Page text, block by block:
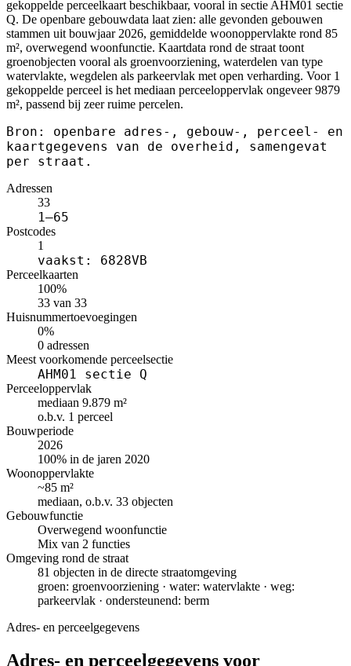
gekoppelde perceelkaart beschikbaar, vooral in sectie AHM01 sectie
Q. De openbare gebouwdata laat zien: alle gevonden gebouwen
stammen uit bouwjaar 2026, gemiddelde woonoppervlakte rond 85
m², overwegend woonfunctie. Kaartdata rond de straat toont
groenobjecten vooral als groenvoorziening, waterdelen van type
watervlakte, wegdelen als parkeervlak met open verharding. Voor 1
gekoppelde perceel is het mediaan perceeloppervlak ongeveer 9879
m², passend bij zeer ruime percelen.
Bron: openbare adres-, gebouw-, perceel- en
kaartgegevens van de overheid, samengevat
per straat.
Adressen
33
1–65
Postcodes
1
vaakst: 6828VB
Perceelkaarten
100%
33 van 33
Huisnummertoevoegingen
0%
0 adressen
Meest voorkomende perceelsectie
AHM01 sectie Q
Perceeloppervlak
mediaan 9.879 m²
o.b.v. 1 perceel
Bouwperiode
2026
100% in de jaren 2020
Woonoppervlakte
~85 m²
mediaan, o.b.v. 33 objecten
Gebouwfunctie
Overwegend woonfunctie
Mix van 2 functies
Omgeving rond de straat
81 objecten in de directe straatomgeving
groen: groenvoorziening · water: watervlakte · weg:
parkeervlak · ondersteunend: berm
Adres- en perceelgegevens
Adres- en perceelgegevens voor